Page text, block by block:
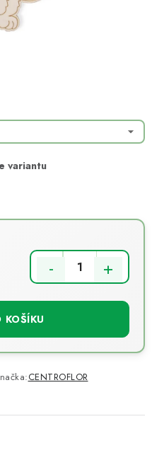
Jak získat lepší ceny?
KOŠÍKU
CENTROFLOR